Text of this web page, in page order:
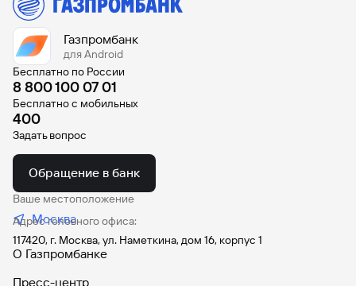
Газпромбанк
для Android
Бесплатно по России
8 800 100 07 01
Бесплатно с мобильных
400
Задать вопрос
Обращение в банк
Ваше местоположение
Москва
Адрес головного офиса:
117420, г. Москва, ул. Наметкина, дом 16, корпус 1
О Газпромбанке
Пресс-центр